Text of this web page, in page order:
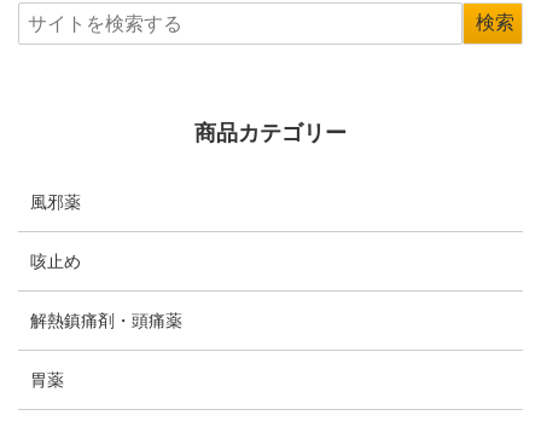
商品カテゴリー
風邪薬
咳止め
解熱鎮痛剤・頭痛薬
胃薬